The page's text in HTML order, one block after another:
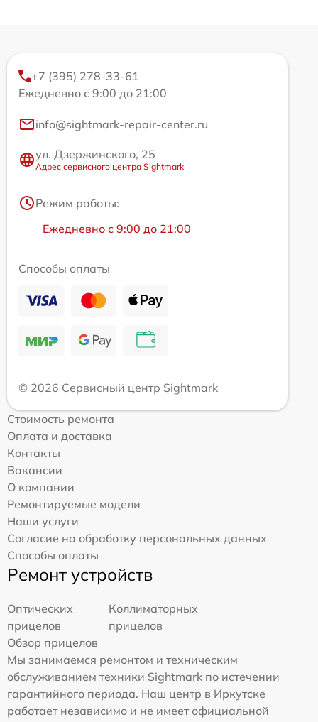
+7 (395) 278-33-61
Ежедневно с 9:00 до 21:00
info@sightmark-repair-center.ru
ул. Дзержинского, 25
Адрес сервисного центра Sightmark
Режим работы:
Ежедневно с 9:00 до 21:00
Способы оплаты
© 2026 Сервисный центр Sightmark
Стоимость ремонта
Оплата и доставка
Контакты
Вакансии
О компании
Ремонтируемые модели
Наши услуги
Согласие на обработку персональных данных
Способы оплаты
Ремонт устройств
Оптических
прицелов
Коллиматорных
прицелов
Обзор прицелов
Мы занимаемся ремонтом и техническим
обслуживанием техники Sightmark по истечении
гарантийного периода. Наш центр в Иркутске
работает независимо и не имеет официальной